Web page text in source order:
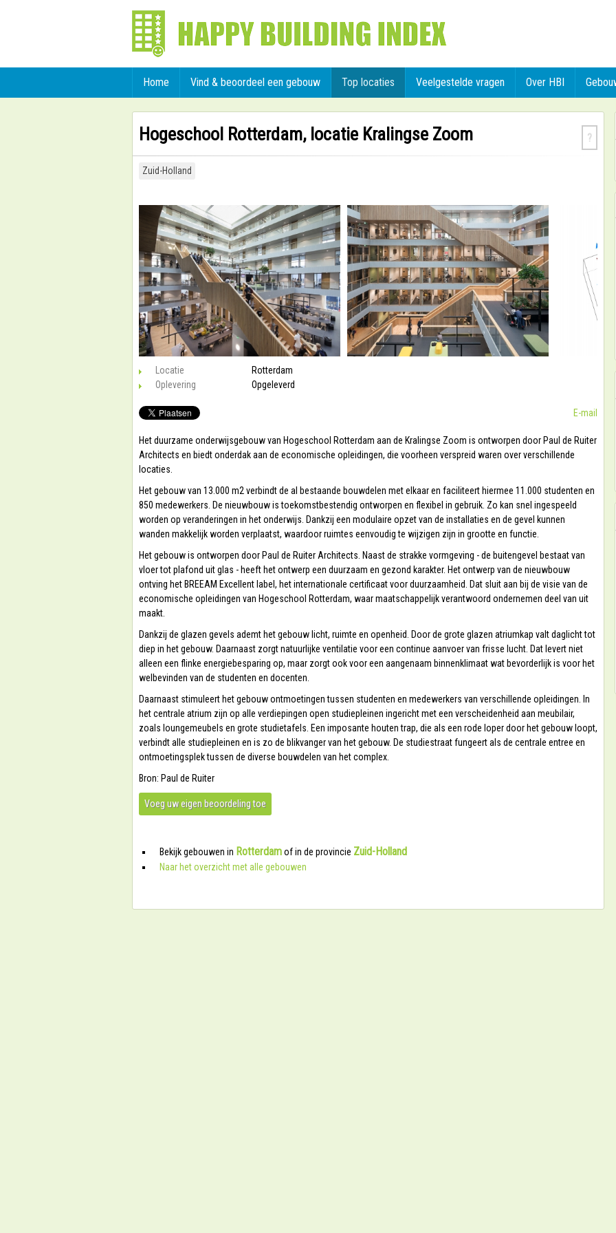
Home Vind & beoordeel een gebouw Top locaties Veelgestelde vragen Over HBI
Hogeschool Rotterdam, locatie Kralingse Zoom ?
Zuid-Holland
Locatie
Rotterdam
Oplevering
Opgeleverd
E-mail
Het duurzame onderwijsgebouw van Hogeschool Rotterdam aan de Kralingse Zoom is ontworpen door Paul de Ruiter
Architects en biedt onderdak aan de economische opleidingen, die voorheen verspreid waren over verschillende
locaties.
Het gebouw van 13.000 m2 verbindt de al bestaande bouwdelen met elkaar en faciliteert hiermee 11.000 studenten en
850 medewerkers. De nieuwbouw is toekomstbestendig ontworpen en flexibel in gebruik. Zo kan snel ingespeeld
worden op veranderingen in het onderwijs. Dankzij een modulaire opzet van de installaties en de gevel kunnen
wanden makkelijk worden verplaatst, waardoor ruimtes eenvoudig te wijzigen zijn in grootte en functie.
Het gebouw is ontworpen door Paul de Ruiter Architects. Naast de strakke vormgeving - de buitengevel bestaat van
vloer tot plafond uit glas - heeft het ontwerp een duurzaam en gezond karakter. Het ontwerp van de nieuwbouw
ontving het BREEAM Excellent label, het internationale certificaat voor duurzaamheid. Dat sluit aan bij de visie van de
economische opleidingen van Hogeschool Rotterdam, waar maatschappelijk verantwoord ondernemen deel van uit
maakt.
Dankzij de glazen gevels ademt het gebouw licht, ruimte en openheid. Door de grote glazen atriumkap valt daglicht tot
diep in het gebouw. Daarnaast zorgt natuurlijke ventilatie voor een continue aanvoer van frisse lucht. Dat levert niet
alleen een flinke energiebesparing op, maar zorgt ook voor een aangenaam binnenklimaat wat bevorderlijk is voor het
welbevinden van de studenten en docenten.
Daarnaast stimuleert het gebouw ontmoetingen tussen studenten en medewerkers van verschillende opleidingen. In
het centrale atrium zijn op alle verdiepingen open studiepleinen ingericht met een verscheidenheid aan meubilair,
zoals loungemeubels en grote studietafels. Een imposante houten trap, die als een rode loper door het gebouw loopt,
verbindt alle studiepleinen en is zo de blikvanger van het gebouw. De studiestraat fungeert als de centrale entree en
ontmoetingsplek tussen de diverse bouwdelen van het complex.
Bron: Paul de Ruiter
Voeg uw eigen beoordeling toe
Bekijk gebouwen in Rotterdamof in de provincie Zuid-Holland
Naar het overzicht met alle gebouwen